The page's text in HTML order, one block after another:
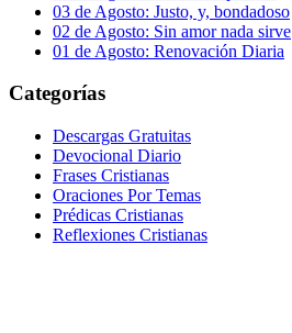
03 de Agosto: Justo, y, bondadoso
02 de Agosto: Sin amor nada sirve
01 de Agosto: Renovación Diaria
Categorías
Descargas Gratuitas
Devocional Diario
Frases Cristianas
Oraciones Por Temas
Prédicas Cristianas
Reflexiones Cristianas